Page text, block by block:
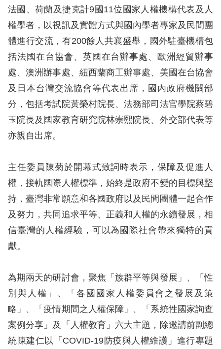
最
新
消
息
人
權
業
務
心
人
權
公
約
情
訴
資
料
法國、荷蘭及捷克計9國11位國家人權機構代表及人
權學者，以視訊及實體方式與國內學者專家及民間團
體進行交流，有200餘人共襄盛舉，國外駐臺機構包
括法國在台協會、英國在台辦事處、歐洲經貿辦事
處、澳洲辦事處、紐西蘭商工辦事處、美國在台協會
及日本台灣交流協會等代表出席，國內政府機關部
分，包括考試院黃榮村院長、法務部司法官學院蔡碧
玉院長及國家教育研究院林崇熙院長、外交部代表等
亦親自出席。
主任委員陳菊於開幕式致詞時表示，保障及促進人
權，接軌國際人權標準，始終是政府不變的目標與堅
持，臺灣非常願意和各國政府以及民間團體一起合作
及努力，共同追求平等、正義和人權的永續發展，相
信臺灣的人權經驗，可以為國際社會帶來獨特的貢
獻。
為期兩天的研討會，聚焦「族群平等與發展」、「性
別與人權」、「各國國家人權委員會之發展及策
略」、「疫情期間之人權保障」、「系統性國家詢查
案例分享」及「人權教育」六大主題，除邀請前副總
統陳建仁以「COVID-19防疫與人權維護」進行專題